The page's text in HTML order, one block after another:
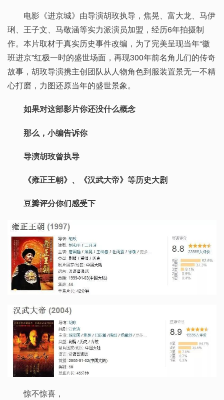
电影《进京城》由导演胡玫执导，焦晃、富大龙、马伊
琍、王子文、马敬涵等实力派演员加盟，经历6年拍摄制
作。本片取材于真实历史事件改编，为了完美呈现当年“徽
班进京”红极一时的盛世场面，再现300年前名角儿们的传奇
故事，胡玫导演携主创团队从人物角色到服装置景无一不精
心打磨，力图还原当年的盛世景象。
如果对这部影片你还没什么概念
那么，小编告诉你
导演胡玫曾执导
《雍正王朝》、《汉武大帝》等历史大剧
豆瓣评分你们感受下
惊不惊喜，